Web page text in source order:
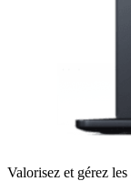
Valorisez et gérez les